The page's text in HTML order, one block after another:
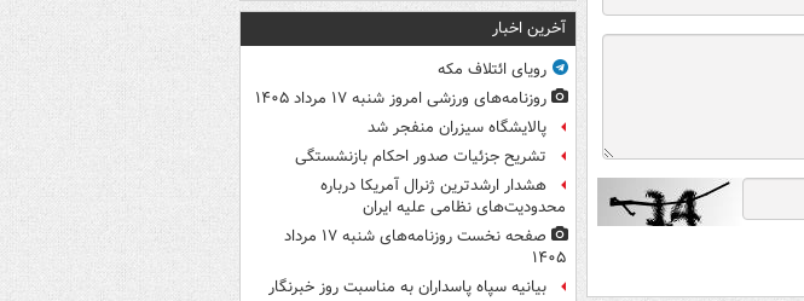
آخرین اخبار
رویای ائتلاف مکه
روزنامه‌های ورزشی امروز ‌شنبه ۱۷ مرداد ۱۴۰۵
پالایشگاه سیزران منفجر شد
تشریح جزئیات صدور احکام بازنشستگی
هشدار ارشدترین ژنرال آمریکا درباره
محدودیت‌های نظامی علیه ایران
صفحه نخست روزنامه‌های شنبه ۱۷ مرداد
۱۴۰۵
بیانیه سپاه پاسداران به مناسبت روز خبرنگار